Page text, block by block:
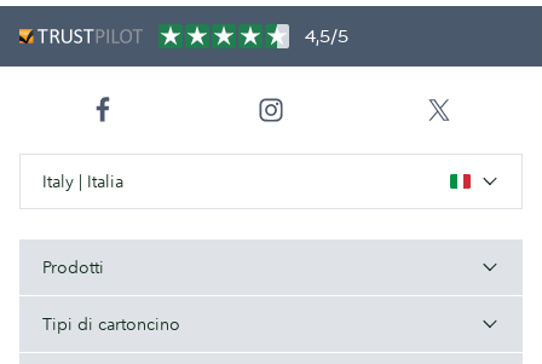
4,5/5
Italy | Italia
Prodotti
Tipi di cartoncino